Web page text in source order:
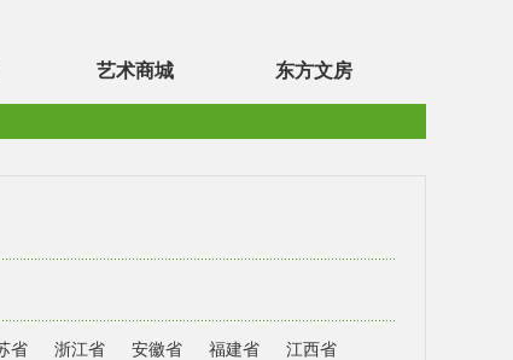
艺术商城 东方文房
省 浙江省 安徽省 福建省
江西省